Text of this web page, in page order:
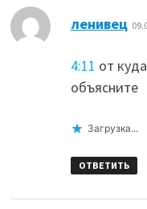
ленивец
4:11 от
объясните
Загрузка...
ОТВЕТИТЬ